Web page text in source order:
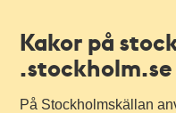
Kakor på
.stockholm.se
På Stockholmskällan